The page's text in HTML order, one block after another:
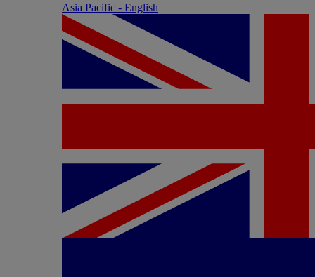
Asia Pacific - English